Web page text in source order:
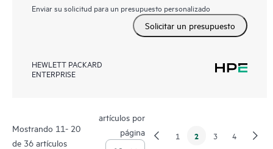
Enviar su solicitud para un presupuesto personalizado
Solicitar un presupuesto
HEWLETT PACKARD
ENTERPRISE
Mostrando 11- 20
de 36 artículos
artículos por
página
1 2 3 4